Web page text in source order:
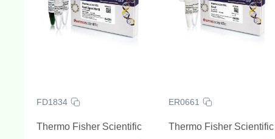
FD1834
Thermo Fisher Scientific
ER0661
Thermo Fisher Scientific